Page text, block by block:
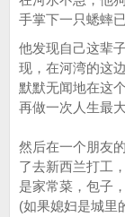
手掌下一只蟋蟀
他发现自己这辈
现，在河湾的这
默默无闻地在这
再做一次人生最
然后在一个朋友
了去新西兰打工
是家常菜，包子
(如果媳妇是城里